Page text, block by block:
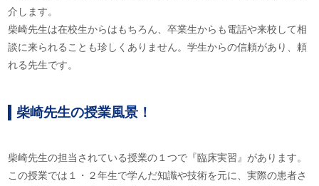
介します。
柴崎先生は在校生からはもちろん、卒業生からも電話や来校して相
談に来られることも珍しくありません。学生からの信頼があり、頼
れる先生です。
柴崎先生の授業風景！
柴崎先生の担当されている授業の１つで『臨床実習』があります。
この授業では１・２年生で学んだ知識や技術を元に、実際の患者さ